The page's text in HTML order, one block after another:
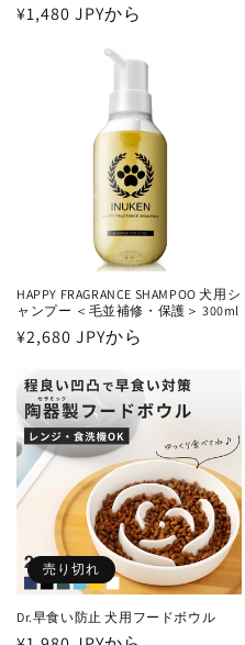
通
¥1,480 JPYから
HAPPY FRAGRANCE SHAMPOO 犬用シ
ャンプー ＜毛並補修・保護＞ 300ml
通
価
格
¥2,680 JPYから
売り切れ
Dr.早食い防止 犬用フードボウル